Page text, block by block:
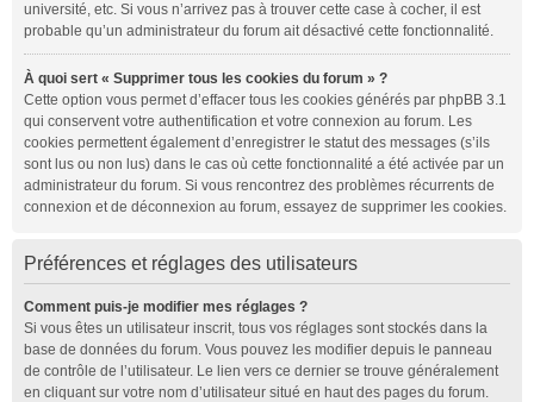
université, etc. Si vous n’arrivez pas à trouver cette case à cocher, il est
probable qu’un administrateur du forum ait désactivé cette fonctionnalité.
À quoi sert « Supprimer tous les cookies du forum » ?
Cette option vous permet d’effacer tous les cookies générés par phpBB 3.1
qui conservent votre authentification et votre connexion au forum. Les
cookies permettent également d’enregistrer le statut des messages (s’ils
sont lus ou non lus) dans le cas où cette fonctionnalité a été activée par un
administrateur du forum. Si vous rencontrez des problèmes récurrents de
connexion et de déconnexion au forum, essayez de supprimer les cookies.
Préférences et réglages des utilisateurs
Comment puis-je modifier mes réglages ?
Si vous êtes un utilisateur inscrit, tous vos réglages sont stockés dans la
base de données du forum. Vous pouvez les modifier depuis le panneau
de contrôle de l’utilisateur. Le lien vers ce dernier se trouve généralement
en cliquant sur votre nom d’utilisateur situé en haut des pages du forum.